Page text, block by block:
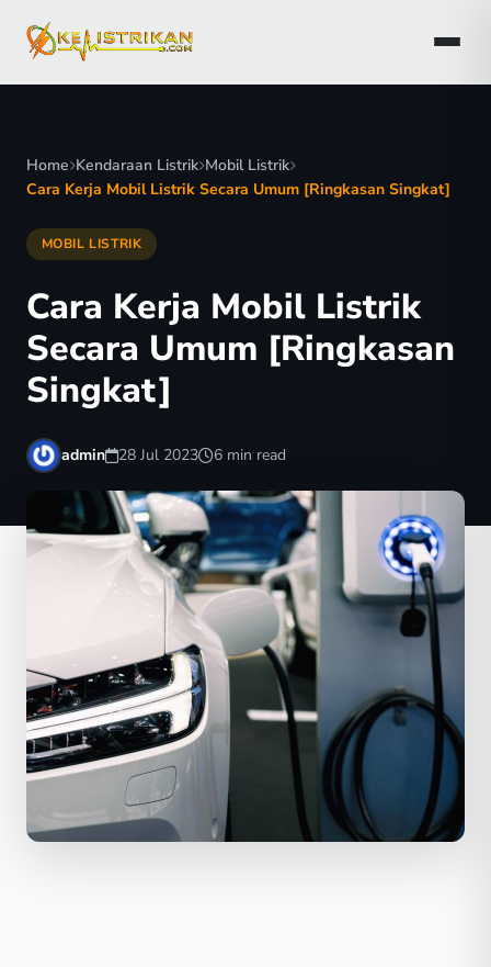
Home Kendaraan Listrik Mobil Listrik
Cara Kerja Mobil Listrik Secara Umum [Ringkasan Singkat]
MOBIL LISTRIK
Cara Kerja Mobil Listrik
Secara Umum [Ringkasan
Singkat]
admin 28 Jul 2023 6 min read